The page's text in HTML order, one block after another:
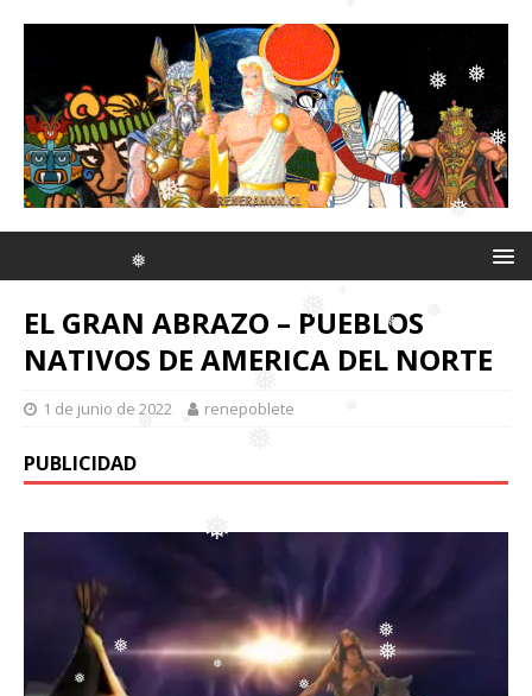
❅
❅
❅
❅
❅
❅
❅
❅
❅
❅
❅
EL GRAN ABRAZO – PUEBLOS
NATIVOS DE AMERICA DEL NORTE
1 de junio de 2022 renepoblete
PUBLICIDAD